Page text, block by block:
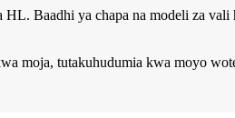
Baadhi ya chapa na modeli za vali
moja, tutakuhudumia kwa moyo